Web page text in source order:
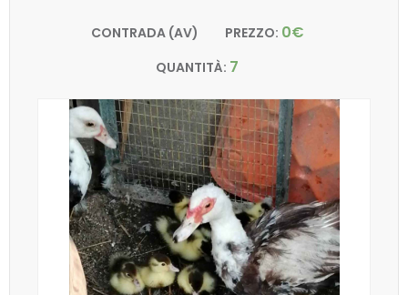
CONTRADA (AV) PREZZO: 0€
QUANTITÀ: 7